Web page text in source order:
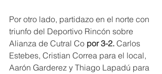
Por otro lado, partidazo en el norte con
triunfo del Deportivo Rincón sobre
Alianza de Cutral Co por 3-2. Carlos
Estebes, Cristian Correa para el local,
Aarón Garderez y Thiago Lapadú para